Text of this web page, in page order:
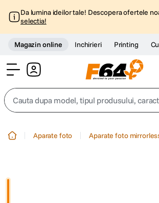
Da lumina ideilor tale! Descopera ofertele
selectia!
Magazin online Inchirieri Printing
Cauta dupa model, tipul produsului,
Aparate foto Aparate foto